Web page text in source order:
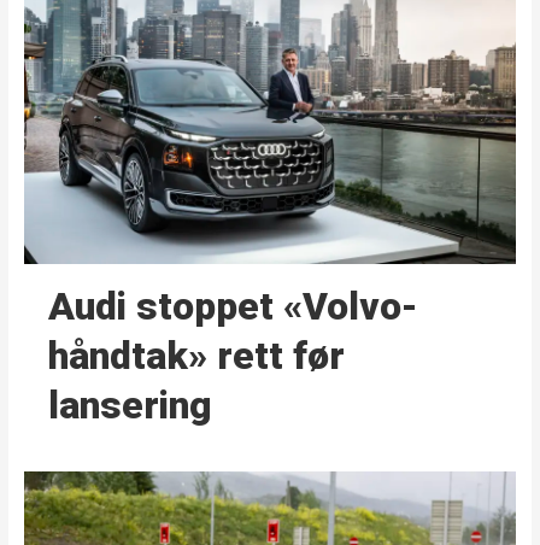
Audi stoppet «Volvo-
håndtak» rett før
lansering